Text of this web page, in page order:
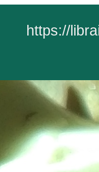
https://